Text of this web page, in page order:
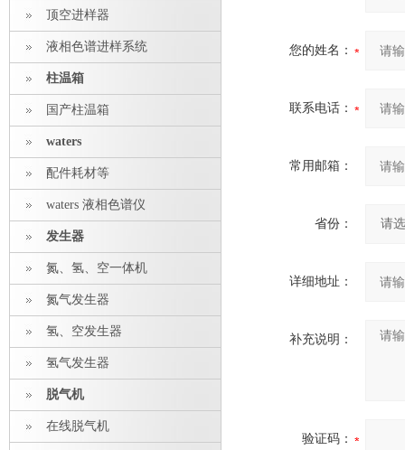
顶空进样器
液相色谱进样系统
柱温箱
国产柱温箱
waters
配件耗材等
waters 液相色谱仪
发生器
氮、氢、空一体机
氮气发生器
氢、空发生器
氢气发生器
脱气机
在线脱气机
您的姓名：
联系电话：
常用邮箱：
省份：
详细地址：
补充说明：
验证码：